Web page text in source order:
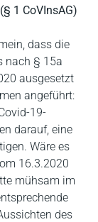
1 CoVInsAG)
dass die
nach § 15a
ausgesetzt
angeführt:
19-
darauf, eine
Wäre es
16.3.2020
mühsam im
des